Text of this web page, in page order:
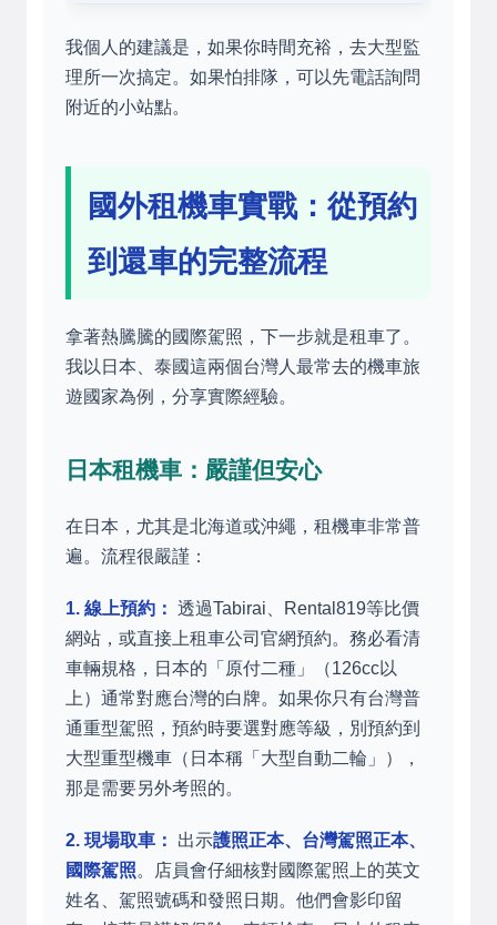
我個人的建議是，如果你時間充裕，去大型監
理所一次搞定。如果怕排隊，可以先電話詢問
附近的小站點。
國外租機車實戰：從預約
到還車的完整流程
拿著熱騰騰的國際駕照，下一步就是租車了。
我以日本、泰國這兩個台灣人最常去的機車旅
遊國家為例，分享實際經驗。
日本租機車：嚴謹但安心
在日本，尤其是北海道或沖繩，租機車非常普
遍。流程很嚴謹：
1. 線上預約： 透過Tabirai、Rental819等比價
網站，或直接上租車公司官網預約。務必看清
車輛規格，日本的「原付二種」（126cc以
上）通常對應台灣的白牌。如果你只有台灣普
通重型駕照，預約時要選對應等級，別預約到
大型重型機車（日本稱「大型自動二輪」），
那是需要另外考照的。
2. 現場取車： 出示護照正本、台灣駕照正本、
國際駕照。店員會仔細核對國際駕照上的英文
姓名、駕照號碼和發照日期。他們會影印留